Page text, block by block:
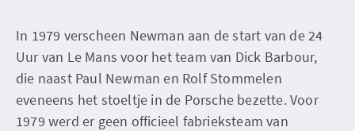
In 1979 verscheen Newman aan de start van de 24
Uur van Le Mans voor het team van Dick Barbour,
die naast Paul Newman en Rolf Stommelen
eveneens het stoeltje in de Porsche bezette. Voor
1979 werd er geen officieel fabrieksteam van